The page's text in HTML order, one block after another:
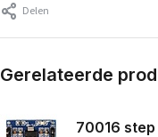
Delen
Gerelateerde
70016 step